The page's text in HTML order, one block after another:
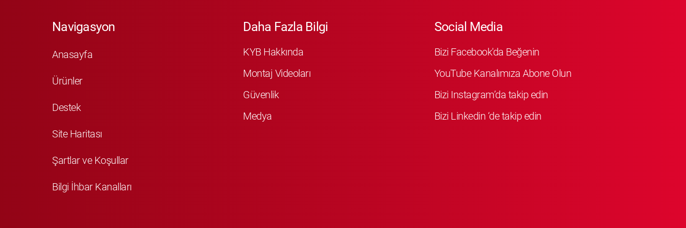
Navigasyon
Anasayfa
Ürünler
Destek
Site Haritası
Şartlar ve Koşullar
Bilgi İhbar Kanalları
Daha Fazla Bilgi
KYB Hakkında
Montaj Videoları
Güvenlik
Medya
Social Media
Bizi Facebook'da Beğenin
YouTube Kanalımıza Abone Olun
Bizi Instagram’da takip edin
Bizi Linkedin ‘de takip edin